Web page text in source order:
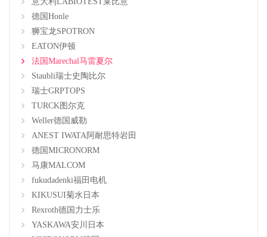
德国Honle
狮宝龙SPOTRON
EATON伊顿
法国Marechal马雷夏尔
Staubli瑞士史陶比尔
瑞士GRPTOPS
TURCK图尔克
Weller德国威勒
ANEST IWATA阿耐思特岩田
德国MICRONORM
马康MALCOM
fukudadenki福田电机
KIKUSUI菊水日本
Rexroth德国力士乐
YASKAWA安川日本